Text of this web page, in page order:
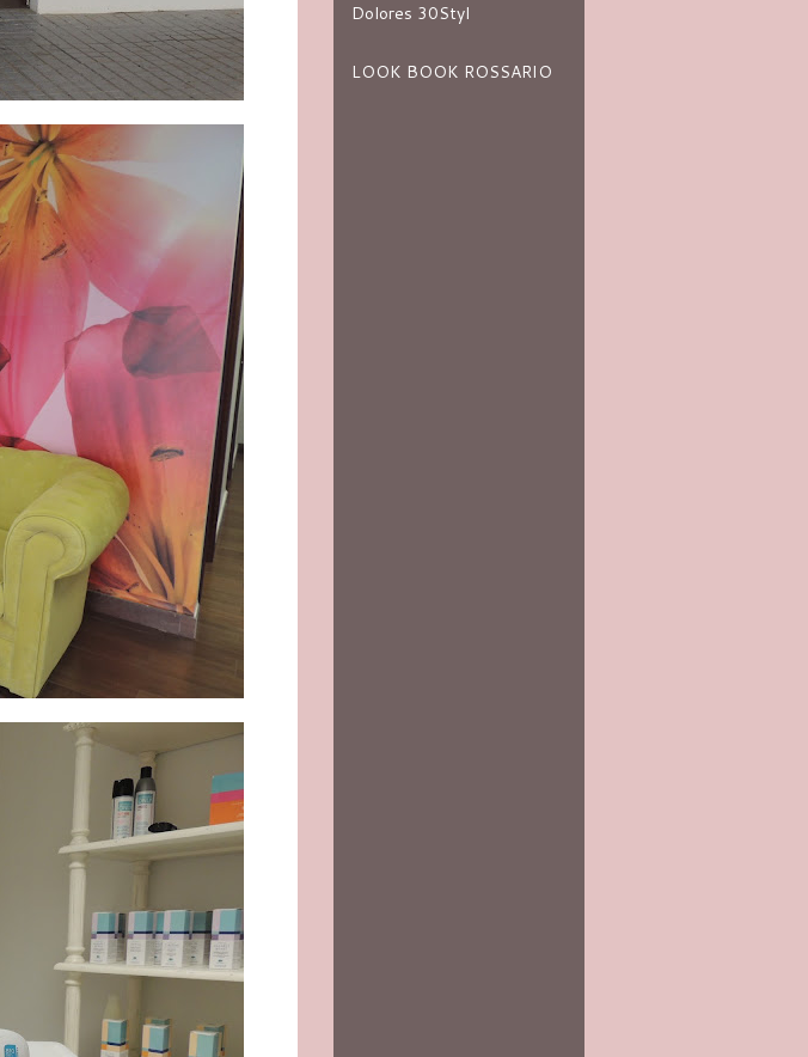
Dolores 30Styl
LOOK BOOK ROSSARIO